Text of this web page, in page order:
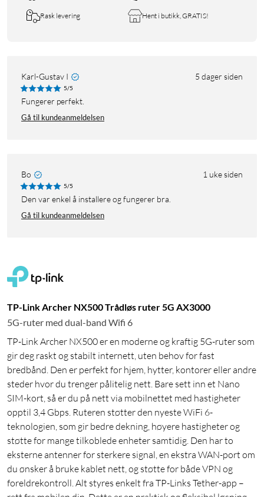
Rask levering Hent i butikk, GRATIS!
Karl-Gustav I 5 dager siden
5/5
Fungerer perfekt.
Gå til kundeanmeldelsen
Bo 1 uke siden
5/5
Den var enkel å installere og fungerer bra.
Gå til kundeanmeldelsen
TP-Link Archer NX500 Trådløs ruter 5G AX3000
5G-ruter med dual-band Wifi 6
TP-Link Archer NX500 er en moderne og kraftig 5G-ruter som
gir deg raskt og stabilt internett, uten behov for fast
bredbånd. Den er perfekt for hjem, hytter, kontorer eller andre
steder hvor du trenger pålitelig nett. Bare sett inn et Nano
SIM-kort, så er du på nett via mobilnettet med hastigheter
opptil 3,4 Gbps. Ruteren støtter den nyeste WiFi 6-
teknologien, som gir bedre dekning, høyere hastigheter og
støtte for mange tilkoblede enheter samtidig. Den har to
eksterne antenner for sterkere signal, en ekstra WAN-port om
du ønsker å bruke kablet nett, og støtte for både VPN og
foreldrekontroll. Alt styres enkelt fra TP-Links Tether-app –